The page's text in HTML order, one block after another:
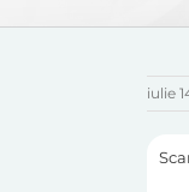
iulie